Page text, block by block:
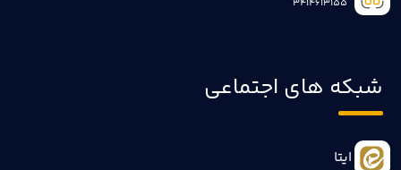
3414613155
شبکه های اجتماعی
ایتا